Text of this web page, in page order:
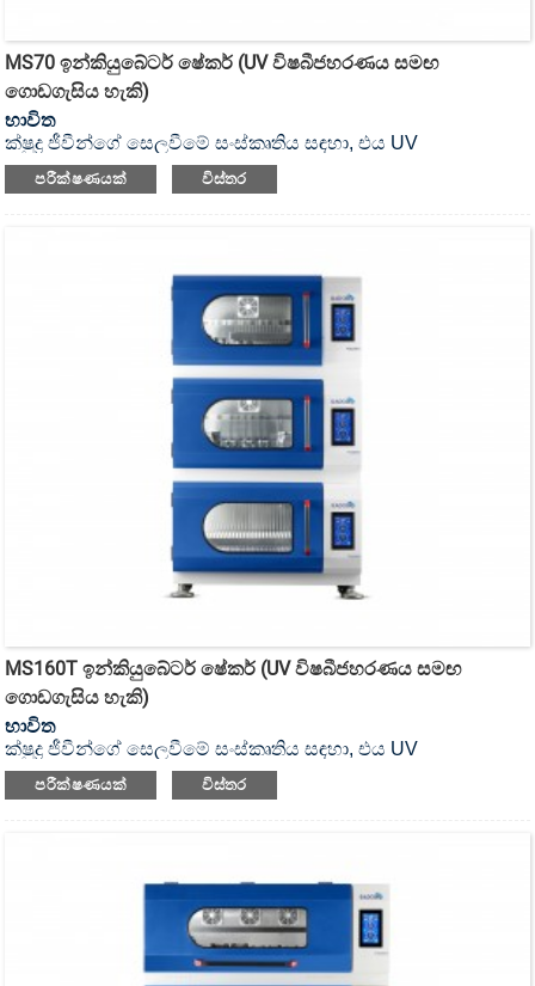
MS70 ඉන්කියුබේටර් ෂේකර් (UV විෂබීජහරණය සමඟ
ගොඩගැසිය හැකි)
භාවිත
ක්ෂුද්‍ර ජීවීන්ගේ සෙලවීමේ සංස්කෘතිය සඳහා, එය UV
විෂබීජහරණය කළ හැකි ඉන්කියුබේටර් ෂේකර් ය.
පරීක්ෂණයක් විස්තර
MS160T ඉන්කියුබේටර් ෂේකර් (UV විෂබීජහරණය සමඟ
ගොඩගැසිය හැකි)
භාවිත
ක්ෂුද්‍ර ජීවීන්ගේ සෙලවීමේ සංස්කෘතිය සඳහා, එය UV
විෂබීජහරණය කළ හැකි ඉන්කියුබේටර් ෂේකර් ය.
පරීක්ෂණයක් විස්තර